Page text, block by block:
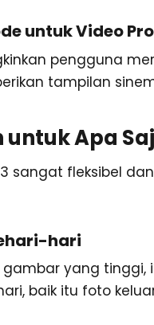
untuk Video
pengguna
tampilan
Apa
sangat fleksibel
hari
yang tinggi,
baik itu foto